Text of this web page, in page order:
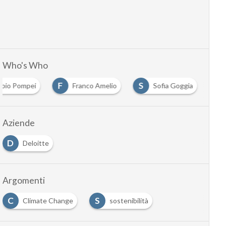
Who's Who
Pompei F Franco Amelio S Sofia Goggia
Aziende
D
Deloitte
Argomenti
C
Climate Change S sostenibilità